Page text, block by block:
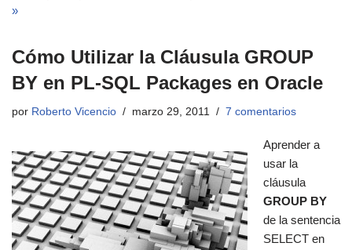
»
Cómo Utilizar la Cláusula GROUP
BY en PL-SQL Packages en Oracle
por Roberto Vicencio marzo 29, 2011 7 comentarios
Aprender a
usar la
cláusula
GROUP BY
de la sentencia
SELECT en